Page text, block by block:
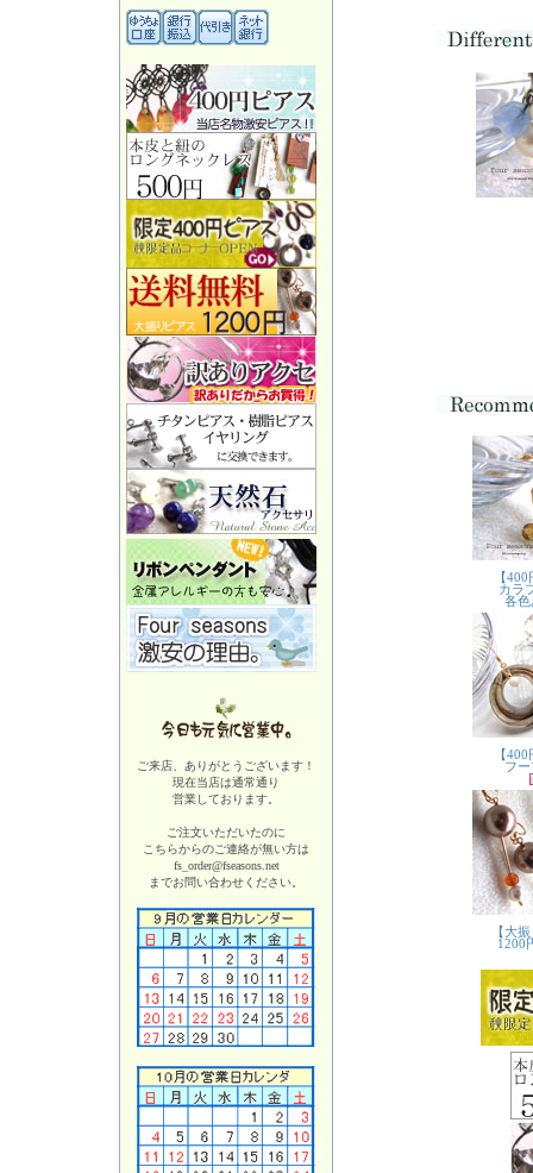
ご来店、ありがとうございます！
現在当店は通常通り
営業しております。
ご注文いただいたのに
こちらからのご連絡が無い方は
fs_order@fseasons.net
までお問い合わせください。